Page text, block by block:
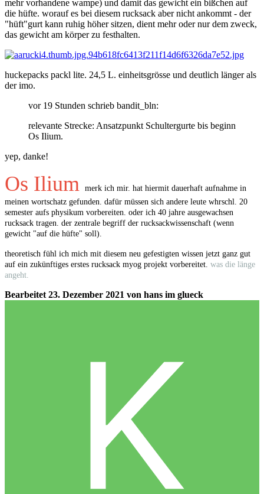
mehr vorhandene wampe) und damit das gewicht ein bißchen auf
die hüfte. worauf es bei diesem rucksack aber nicht ankommt - der
"hüft"gurt kann ruhig höher sitzen, dient mehr oder nur dem zweck,
das gewicht am körper zu festhalten.
huckepacks packl lite. 24,5 L. einheitsgrösse und deutlich länger als
der imo.
vor 19 Stunden schrieb bandit_bln:
relevante Strecke: Ansatzpunkt Schultergurte bis beginn
Os Ilium.
yep, danke!
Os Ilium merk ich mir. hat hiermit dauerhaft aufnahme in
meinen wortschatz gefunden. dafür müssen sich andere leute whrschl. 20
semester aufs physikum vorbereiten. oder ich 40 jahre ausgewachsen
rucksack tragen. der zentrale begriff der rucksackwissenschaft (wenn
gewicht "auf die hüfte" soll).
theoretisch fühl ich mich mit diesem neu gefestigten wissen jetzt ganz gut
auf ein zukünftiges erstes rucksack myog projekt vorbereitet. was die länge
angeht.
Bearbeitet 23. Dezember 2021 von hans im glueck